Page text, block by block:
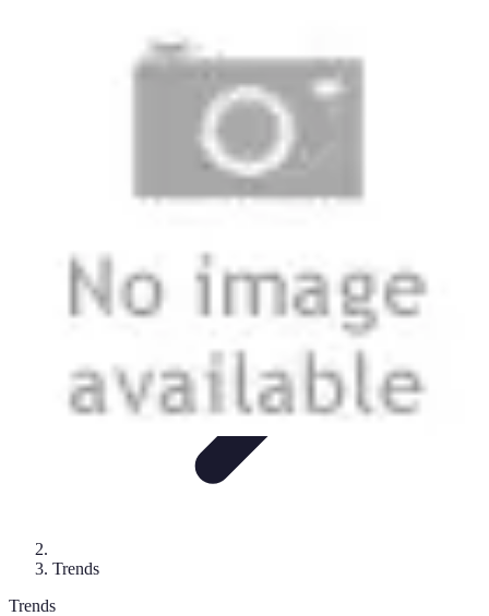
StreamingTechnologie in der Freizeit
Freizeit-Apps
Trends
Trends